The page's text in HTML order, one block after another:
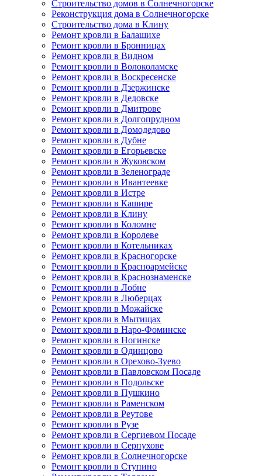
Строительство домов в Солнечногорске
Реконструкция дома в Солнечногорске
Строительство дома в Клину
Ремонт кровли в Балашихе
Ремонт кровли в Бронницах
Ремонт кровли в Видном
Ремонт кровли в Волоколамске
Ремонт кровли в Воскресенске
Ремонт кровли в Дзержинске
Ремонт кровли в Дедовске
Ремонт кровли в Дмитрове
Ремонт кровли в Долгопрудном
Ремонт кровли в Домодедово
Ремонт кровли в Дубне
Ремонт кровли в Егорьевске
Ремонт кровли в Жуковском
Ремонт кровли в Зеленограде
Ремонт кровли в Ивантеевке
Ремонт кровли в Истре
Ремонт кровли в Кашире
Ремонт кровли в Клину
Ремонт кровли в Коломне
Ремонт кровли в Королеве
Ремонт кровли в Котельниках
Ремонт кровли в Красногорске
Ремонт кровли в Красноармейске
Ремонт кровли в Краснознаменске
Ремонт кровли в Лобне
Ремонт кровли в Люберцах
Ремонт кровли в Можайске
Ремонт кровли в Мытищах
Ремонт кровли в Наро-Фоминске
Ремонт кровли в Ногинске
Ремонт кровли в Одинцово
Ремонт кровли в Орехово-Зуево
Ремонт кровли в Павловском Посаде
Ремонт кровли в Подольске
Ремонт кровли в Пушкино
Ремонт кровли в Раменском
Ремонт кровли в Реутове
Ремонт кровли в Рузе
Ремонт кровли в Сергиевом Посаде
Ремонт кровли в Серпухове
Ремонт кровли в Солнечногорске
Ремонт кровли в Ступино